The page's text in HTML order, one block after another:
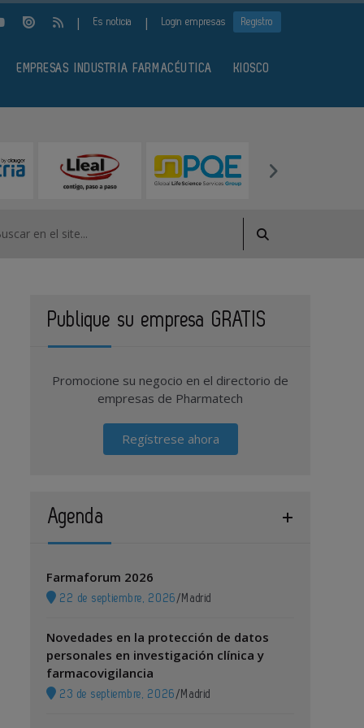
| Es noticia | Login empresas Registro
EMPRESAS INDUSTRIA FARMACÉUTICA KIOSCO
Publique su empresa GRATIS
Promocione su negocio en el directorio de
empresas de Pharmatech
Regístrese ahora
Agenda
Farmaforum 2026
22 de septiembre, 2026 / Madrid
Novedades en la protección de datos
personales en investigación clínica y
farmacovigilancia
23 de septiembre, 2026 / Madrid